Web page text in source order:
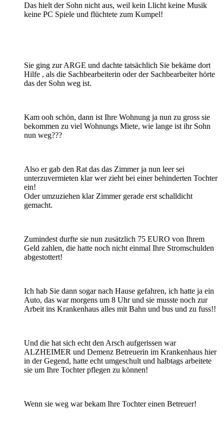
Das hielt der Sohn nicht aus, weil kein Llicht keine Musik
keine PC Spiele und flüchtete zum Kumpel!
Sie ging zur ARGE und dachte tatsächlich Sie bekäme dort
Hilfe , als die Sachbearbeiterin oder der Sachbearbeiter hörte
das der Sohn weg ist.
Kam ooh schön, dann ist Ihre Wohnung ja nun zu gross sie
bekommen zu viel Wohnungs Miete, wie lange ist ihr Sohn
nun weg???
Also er gab den Rat das das Zimmer ja nun leer sei
unterzuvermieten klar wer zieht bei einer behinderten Tochter
ein!
Oder umzuziehen klar Zimmer gerade erst schalldicht
gemacht.
Zumindest durfte sie nun zusätzlich 75 EURO von Ihrem
Geld zahlen, die hatte noch nicht einmal Ihre Stromschulden
abgestottert!
Ich hab Sie dann sogar nach Hause gefahren, ich hatte ja ein
Auto, das war morgens um 8 Uhr und sie musste noch zur
Arbeit ins Krankenhaus alles mit Bahn und bus und zu fuss!!
Und die hat sich echt den Arsch aufgerissen war
ALZHEIMER und Demenz Betreuerin im Krankenhaus hier
in der Gegend, hatte echt umgeschult und halbtags arbeitete
sie um Ihre Tochter pflegen zu können!
Wenn sie weg war bekam Ihre Tochter einen Betreuer!